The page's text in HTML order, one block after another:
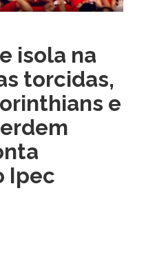
isola na
torcidas,
e
Ipec